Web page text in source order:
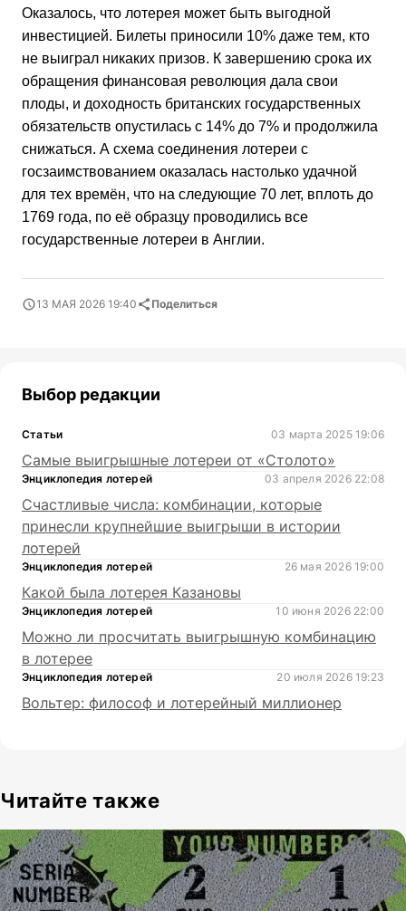
Оказалось, что лотерея может быть выгодной
инвестицией. Билеты приносили 10% даже тем, кто
не выиграл никаких призов. К завершению срока их
обращения финансовая революция дала свои
плоды, и доходность британских государственных
обязательств опустилась с 14% до 7% и продолжила
снижаться. А схема соединения лотереи с
госзаимствованием оказалась настолько удачной
для тех времён, что на следующие 70 лет, вплоть до
1769 года, по её образцу проводились все
государственные лотереи в Англии.
13 МАЯ 2026 19:40 Поделиться
Выбор редакции
Статьи 03 марта 2025 19:06
Самые выигрышные лотереи от «Столото»
Энциклопедия лотерей 03 апреля 2026 22:08
Счастливые числа: комбинации, которые
принесли крупнейшие выигрыши в истории
лотерей
Энциклопедия лотерей 26 мая 2026 19:00
Какой была лотерея Казановы
Энциклопедия лотерей 10 июня 2026 22:00
Можно ли просчитать выигрышную комбинацию
в лотерее
Энциклопедия лотерей 20 июля 2026 19:23
Вольтер: философ и лотерейный миллионер
Читайте также